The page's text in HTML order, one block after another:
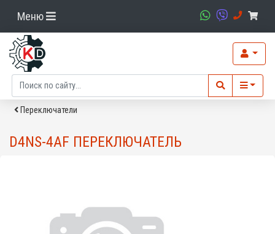
Меню
Переключатели
D4NS-4AF ПЕРЕКЛЮЧАТЕЛЬ